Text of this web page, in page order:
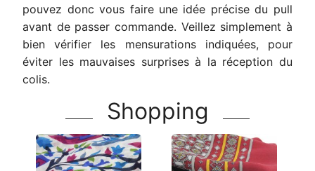
pouvez donc vous faire une idée précise du pull
avant de passer commande. Veillez simplement à
bien vérifier les mensurations indiquées, pour
éviter les mauvaises surprises à la réception du
colis.
Shopping